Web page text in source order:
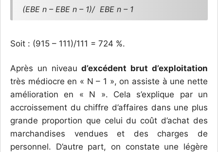
(EBE n – EBE n – 1)/ EBE n – 1
Soit : (915 – 111)/111 = 724 %.
Après un niveaud’excédent brut d’exploitation
très médiocre en « N – 1 », on assiste à une nette
amélioration en « N ». Cela s’explique par un
accroissement du chiffre d’affaires dans une plus
grande proportion que celui du coût d’achat des
marchandises vendues et des charges de
personnel. D’autre part, on constate une légère